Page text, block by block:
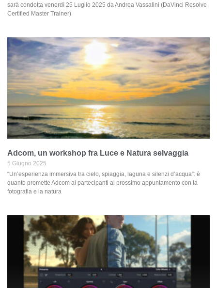
sarà condotta venerdì 25 Luglio 2025 da Andrea Vassalini (DaVinci Resolve
Certified Master Trainer)
Adcom, un workshop fra Luce e Natura selvaggia
5 Giugno 2025
“Un’esperienza immersiva tra cielo, spiaggia, laguna e silenzi d’acqua”: è
quanto promette Adcom ai partecipanti al prossimo appuntamento con la
fotografia e la natura